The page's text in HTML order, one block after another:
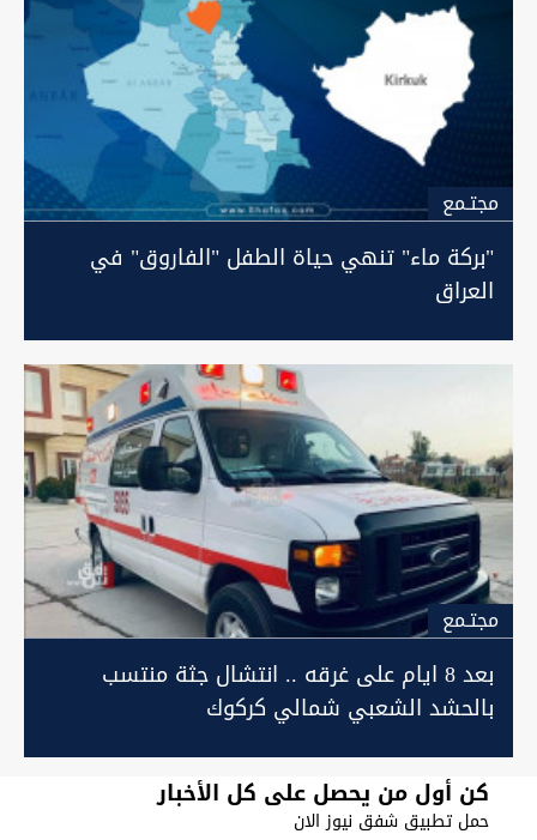
مجتـمع
"بركة ماء" تنهي حياة الطفل "الفاروق" في
العراق
مجتـمع
بعد 8 ايام على غرقه .. انتشال جثة منتسب
بالحشد الشعبي شمالي كركوك
كن أول من يحصل على كل الأخبار
حمل تطبيق شفق نيوز الان